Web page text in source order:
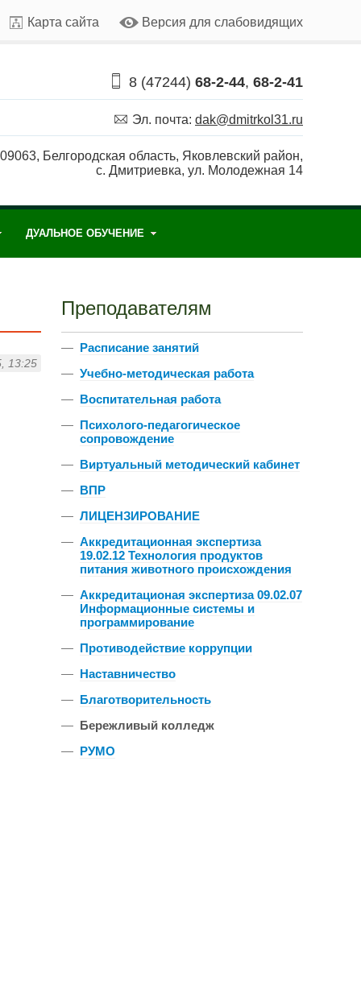
Карта сайта Версия для слабовидящих
8 (47244) 68-2-44, 68-2-41
Эл. почта: dak@dmitrkol31.ru
Белгородская область, Яковлевский район,
с. Дмитриевка, ул. Молодежная 14
ДУАЛЬНОЕ ОБУЧЕНИЕ
13:25
Преподавателям
— Расписание занятий
— Учебно-методическая работа
— Воспитательная работа
— Психолого-педагогическое
сопровождение
— Виртуальный методический кабинет
— ВПР
— ЛИЦЕНЗИРОВАНИЕ
— Аккредитационная экспертиза
19.02.12 Технология продуктов
питания животного происхождения
— Аккредитационая экспертиза 09.02.07
Информационные системы и
программирование
— Противодействие коррупции
— Наставничество
— Благотворительность
— Бережливый колледж
— РУМО